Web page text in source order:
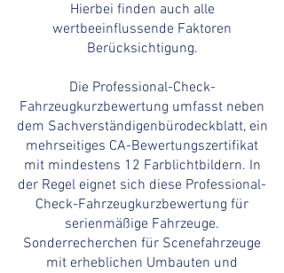
Hierbei finden auch alle
wertbeeinflussende Faktoren
Berücksichtigung.
Die Professional-Check-
Fahrzeugkurzbewertung umfasst neben
dem Sachverständigenbürodeckblatt, ein
mehrseitiges CA-Bewertungszertifikat
mit mindestens 12 Farblichtbildern. In
der Regel eignet sich diese Professional-
Check-Fahrzeugkurzbewertung für
serienmäßige Fahrzeuge.
Sonderrecherchen für Scenefahrzeuge
mit erheblichen Umbauten und